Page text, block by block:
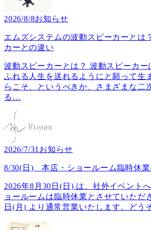
2026/8/8お知らせ
エムズシステムの波動スピーカーとは
カーとの違い
波動スピーカーとは？ 波動スピーカー
ふれる人生を送れるようにと願って生
らこそ、というべきか、さまざまな二
る …
2026/7/31お知らせ
8/30(日) 本店・ショールーム臨時休
2026年8月30日(日) は、社外イベント
ョールームは臨時休業とさせていただ
日(月) より通常営業いたします。どう